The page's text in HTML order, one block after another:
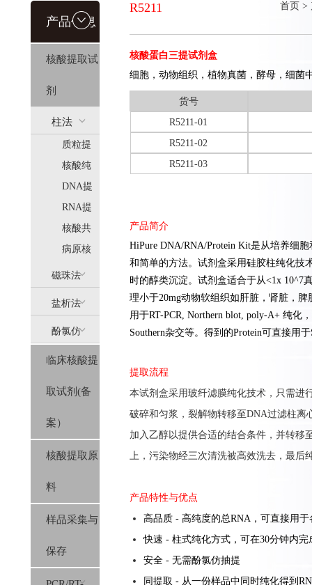
产品信息
核酸提取试
剂
柱法
质粒提
取
核酸纯
化
DNA提
取
RNA提
取
核酸共
提
(AllPure)
病原核
酸提取
磁珠法
(MagPure)
盐析法
(SolPure)
酚氯仿
(Trizol系
列）
临床核酸提
取试剂(备
案）
核酸提取原
料
样品采集与
保存
R5211 首页 >
核酸蛋白三提试剂盒
细胞，动物组织，植物真菌，酵母，细菌
货号
R5211-01
R5211-02
R5211-03
产品简介
HiPure DNA/RNA/Protein Kit是从培养细
和简单的方法。试剂盒采用硅胶柱纯化技
时的醇类沉淀。试剂盒适合于从<1x 10^7
理小于20mg动物软组织如肝脏，肾脏，
用于RT-PCR, Northern blot, poly-A+ 纯化
Southern杂交等。得到的Protein可直接用
提取流程
本试剂盒采用玻纤滤膜纯化技术，只需进
破碎和匀浆，裂解物转移至DNA过滤柱
加入乙醇以提供合适的结合条件，并转移
上，污染物经三次清洗被高效洗去，最后
产品特性与优点
高品质 - 高纯度的总RNA，可直接用
快速 - 柱式纯化方式，可在30分钟内
安全 - 无需酚氯仿抽提
同提取 - 从一份样品中同时纯化得到